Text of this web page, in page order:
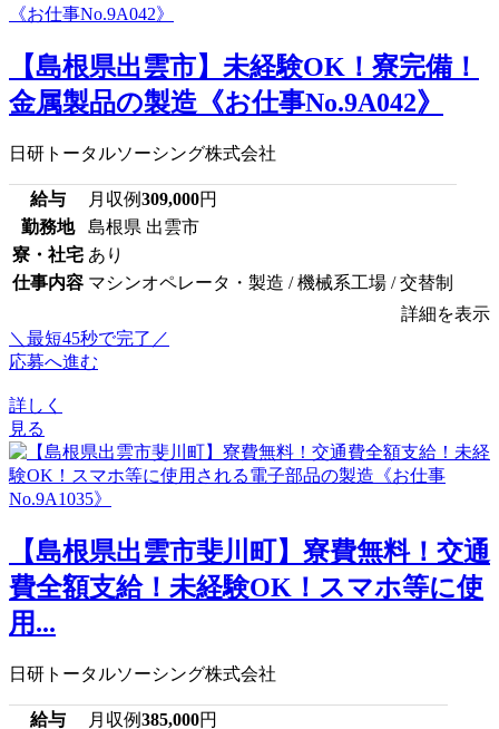
【島根県出雲市】未経験OK！寮完備！
金属製品の製造《お仕事No.9A042》
日研トータルソーシング株式会社
給与 月収例309,000円
勤務地
島根県 出雲市
寮・社宅 あり
仕事内容 マシンオペレータ・製造 / 機械系工場 / 交替制
詳細を表示
＼最短45秒で完了／
応募へ進む
詳しく
見る
【島根県出雲市斐川町】寮費無料！交通
費全額支給！未経験OK！スマホ等に使
用...
日研トータルソーシング株式会社
給与 月収例385,000円